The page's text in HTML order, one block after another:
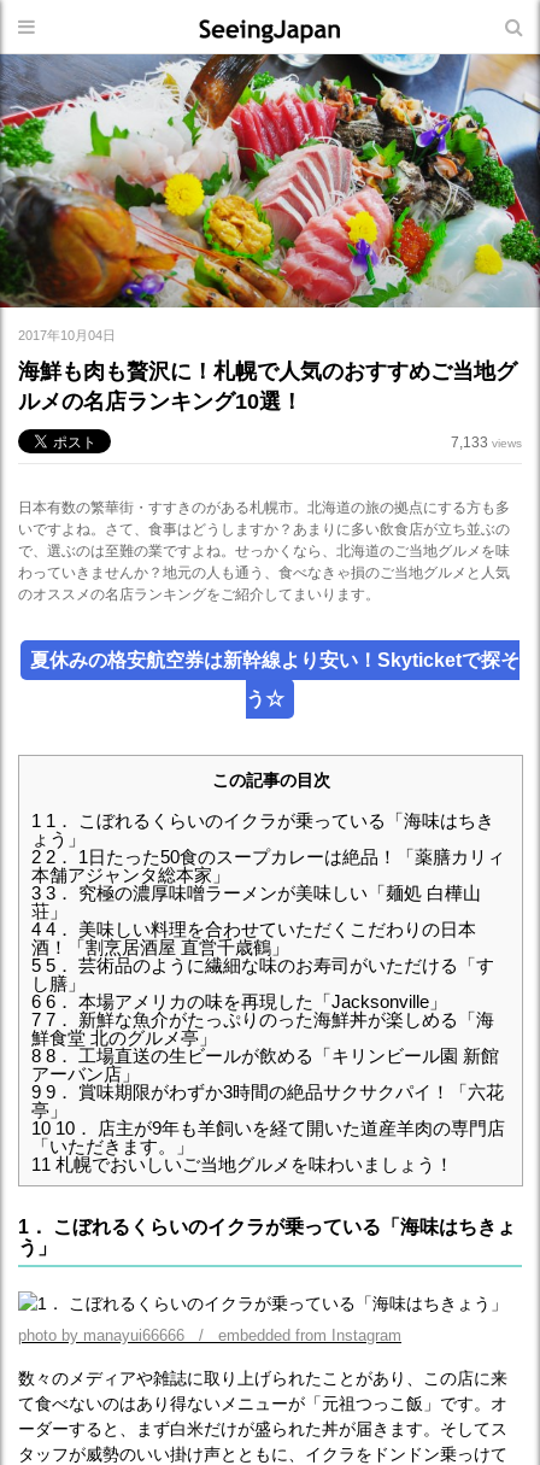
2017年10月04日
海鮮も肉も贅沢に！札幌で人気のおすすめご当地グ
ルメの名店ランキング10選！
7,133 views
日本有数の繁華街・すすきのがある札幌市。北海道の旅の拠点にする方も多
いですよね。さて、食事はどうしますか？あまりに多い飲食店が立ち並ぶの
で、選ぶのは至難の業ですよね。せっかくなら、北海道のご当地グルメを味
わっていきませんか？地元の人も通う、食べなきゃ損のご当地グルメと人気
のオススメの名店ランキングをご紹介してまいります。
夏休みの格安航空券は新幹線より安い！Skyticketで探そ
う☆
この記事の目次
1 1． こぼれるくらいのイクラが乗っている「海味はちき
ょう」
2 2． 1日たった50食のスープカレーは絶品！「薬膳カリィ
本舗アジャンタ総本家」
3 3． 究極の濃厚味噌ラーメンが美味しい「麺処 白樺山
荘」
4 4． 美味しい料理を合わせていただくこだわりの日本
酒！「割烹居酒屋 直営千歳鶴」
5 5． 芸術品のように繊細な味のお寿司がいただける「す
し膳」
6 6． 本場アメリカの味を再現した「Jacksonville」
7 7． 新鮮な魚介がたっぷりのった海鮮丼が楽しめる「海
鮮食堂 北のグルメ亭」
8 8． 工場直送の生ビールが飲める「キリンビール園 新館
アーバン店」
9 9． 賞味期限がわずか3時間の絶品サクサクパイ！「六花
亭」
10 10． 店主が9年も羊飼いを経て開いた道産羊肉の専門店
「いただきます。」
11 札幌でおいしいご当地グルメを味わいましょう！
1． こぼれるくらいのイクラが乗っている「海味はちきょ
う」
photo by manayui66666 / embedded from Instagram
数々のメディアや雑誌に取り上げられたことがあり、この店に来
て食べないのはあり得ないメニューが「元祖つっこ飯」です。オ
ーダーすると、まず白米だけが盛られた丼が届きます。そしてス
タッフが威勢のいい掛け声とともに、イクラをドンドン乗っけて